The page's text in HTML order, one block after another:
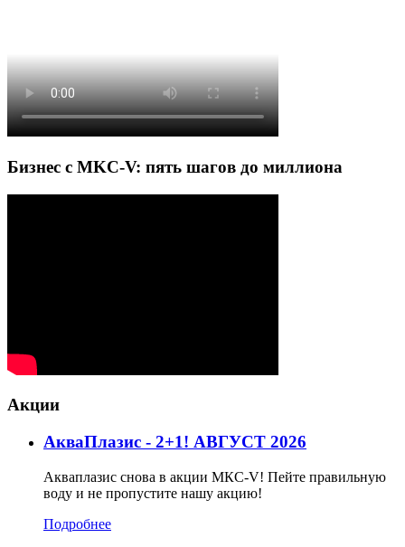
Бизнес с MKC-V: пять шагов до миллиона
Акции
АкваПлазис - 2+1! АВГУСТ 2026
Акваплазис снова в акции МКС-V! Пейте правильную
воду и не пропустите нашу акцию!
Подробнее